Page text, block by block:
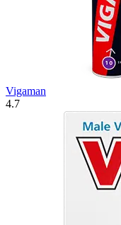
Vigaman
4.7